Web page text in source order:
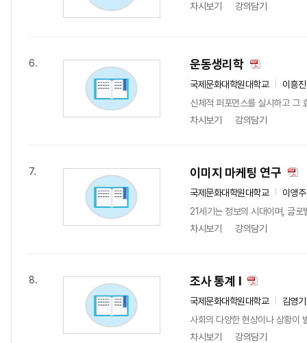
차시보기
강의담기
6. 운동생리학
국제문화대학원대학교
이흥진
신체적 퍼포먼스를 실시하고 그
차시보기
강의담기
7. 이미지 마케팅 연구
국제문화대학원대학교
이앵주
21세기는 정보의 시대이며, 글
차시보기
강의담기
8. 조사 통계 I
국제문화대학원대학교
김영기
사회의 다양한 현상이나 상황이
차시보기
강의담기